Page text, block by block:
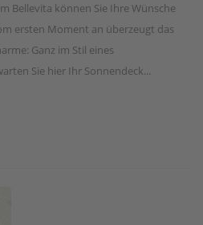
Bellevita können Sie Ihre Wünsche
ersten Moment an überzeugt das
Ganz im Stil eines
Sie hier Ihr Sonnendeck...